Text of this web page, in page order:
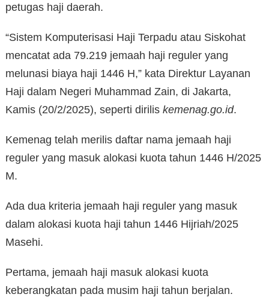
petugas haji daerah.
“Sistem Komputerisasi Haji Terpadu atau Siskohat
mencatat ada 79.219 jemaah haji reguler yang
melunasi biaya haji 1446 H,” kata Direktur Layanan
Haji dalam Negeri Muhammad Zain, di Jakarta,
Kamis (20/2/2025), seperti dirilis kemenag.go.id.
Kemenag telah merilis daftar nama jemaah haji
reguler yang masuk alokasi kuota tahun 1446 H/2025
M.
Ada dua kriteria jemaah haji reguler yang masuk
dalam alokasi kuota haji tahun 1446 Hijriah/2025
Masehi.
Pertama, jemaah haji masuk alokasi kuota
keberangkatan pada musim haji tahun berjalan.